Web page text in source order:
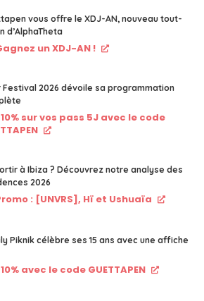
vous offre le XDJ-AN, nouveau tout-
d’AlphaTheta
un XDJ-AN !
Festival 2026 dévoile sa programmation
sur vos pass 5J avec le code
à Ibiza ? Découvrez notre analyse des
2026
: [UNVRS], Hï et Ushuaïa
Piknik célèbre ses 15 ans avec une affiche
avec le code GUETTAPEN